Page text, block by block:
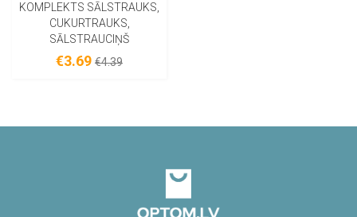
KOMPLEKTS SĀLSTRAUKS,
CUKURTRAUKS,
SĀLSTRAUCIŅŠ
€3.69 €4.39